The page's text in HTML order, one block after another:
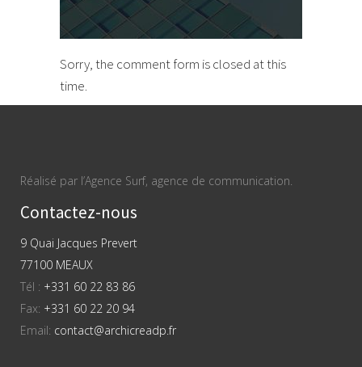
Sorry, the comment form is closed at this
time.
Réalisé par l’Agence Surf, agence de communication.
Contactez-nous
9 Quai Jacques Prevert
77100 MEAUX
Tél : +331 60 22 83 86
Fax: +331 60 22 20 94
Email: contact@archicreadp.fr